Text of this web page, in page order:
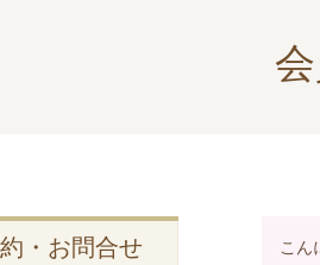
こん
・お問合せ